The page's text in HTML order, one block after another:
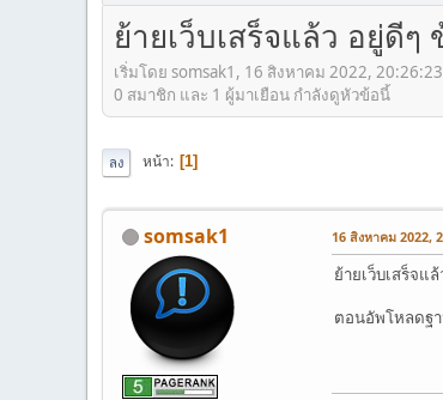
ย้ายเว็บเสร็จแล้ว อยู่ดี
เริ่มโดย somsak1, 16 สิงหาคม 2022, 20:26:23
0 สมาชิก และ 1 ผู้มาเยือน กำลังดูหัวข้อนี้
ลง หน้า 1
somsak1 16 สิงหาคม 2022,
ย้ายเว็บเสร็จ
ตอนอัพโหลดฐ